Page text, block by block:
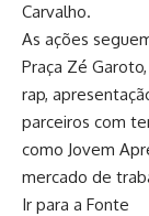
Carvalho.
As ações
Praça Zé
rap,
parceiros com
como Jovem
mercado de
Ir para a Fonte